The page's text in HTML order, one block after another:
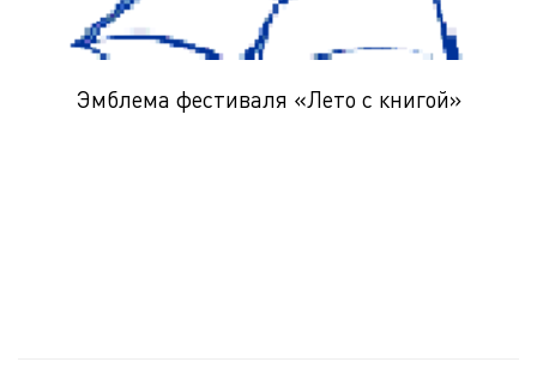
Эмблема фестиваля «Лето с книгой»